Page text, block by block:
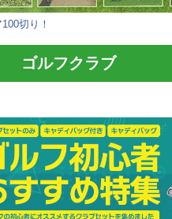
切り！
ゴルフクラブ